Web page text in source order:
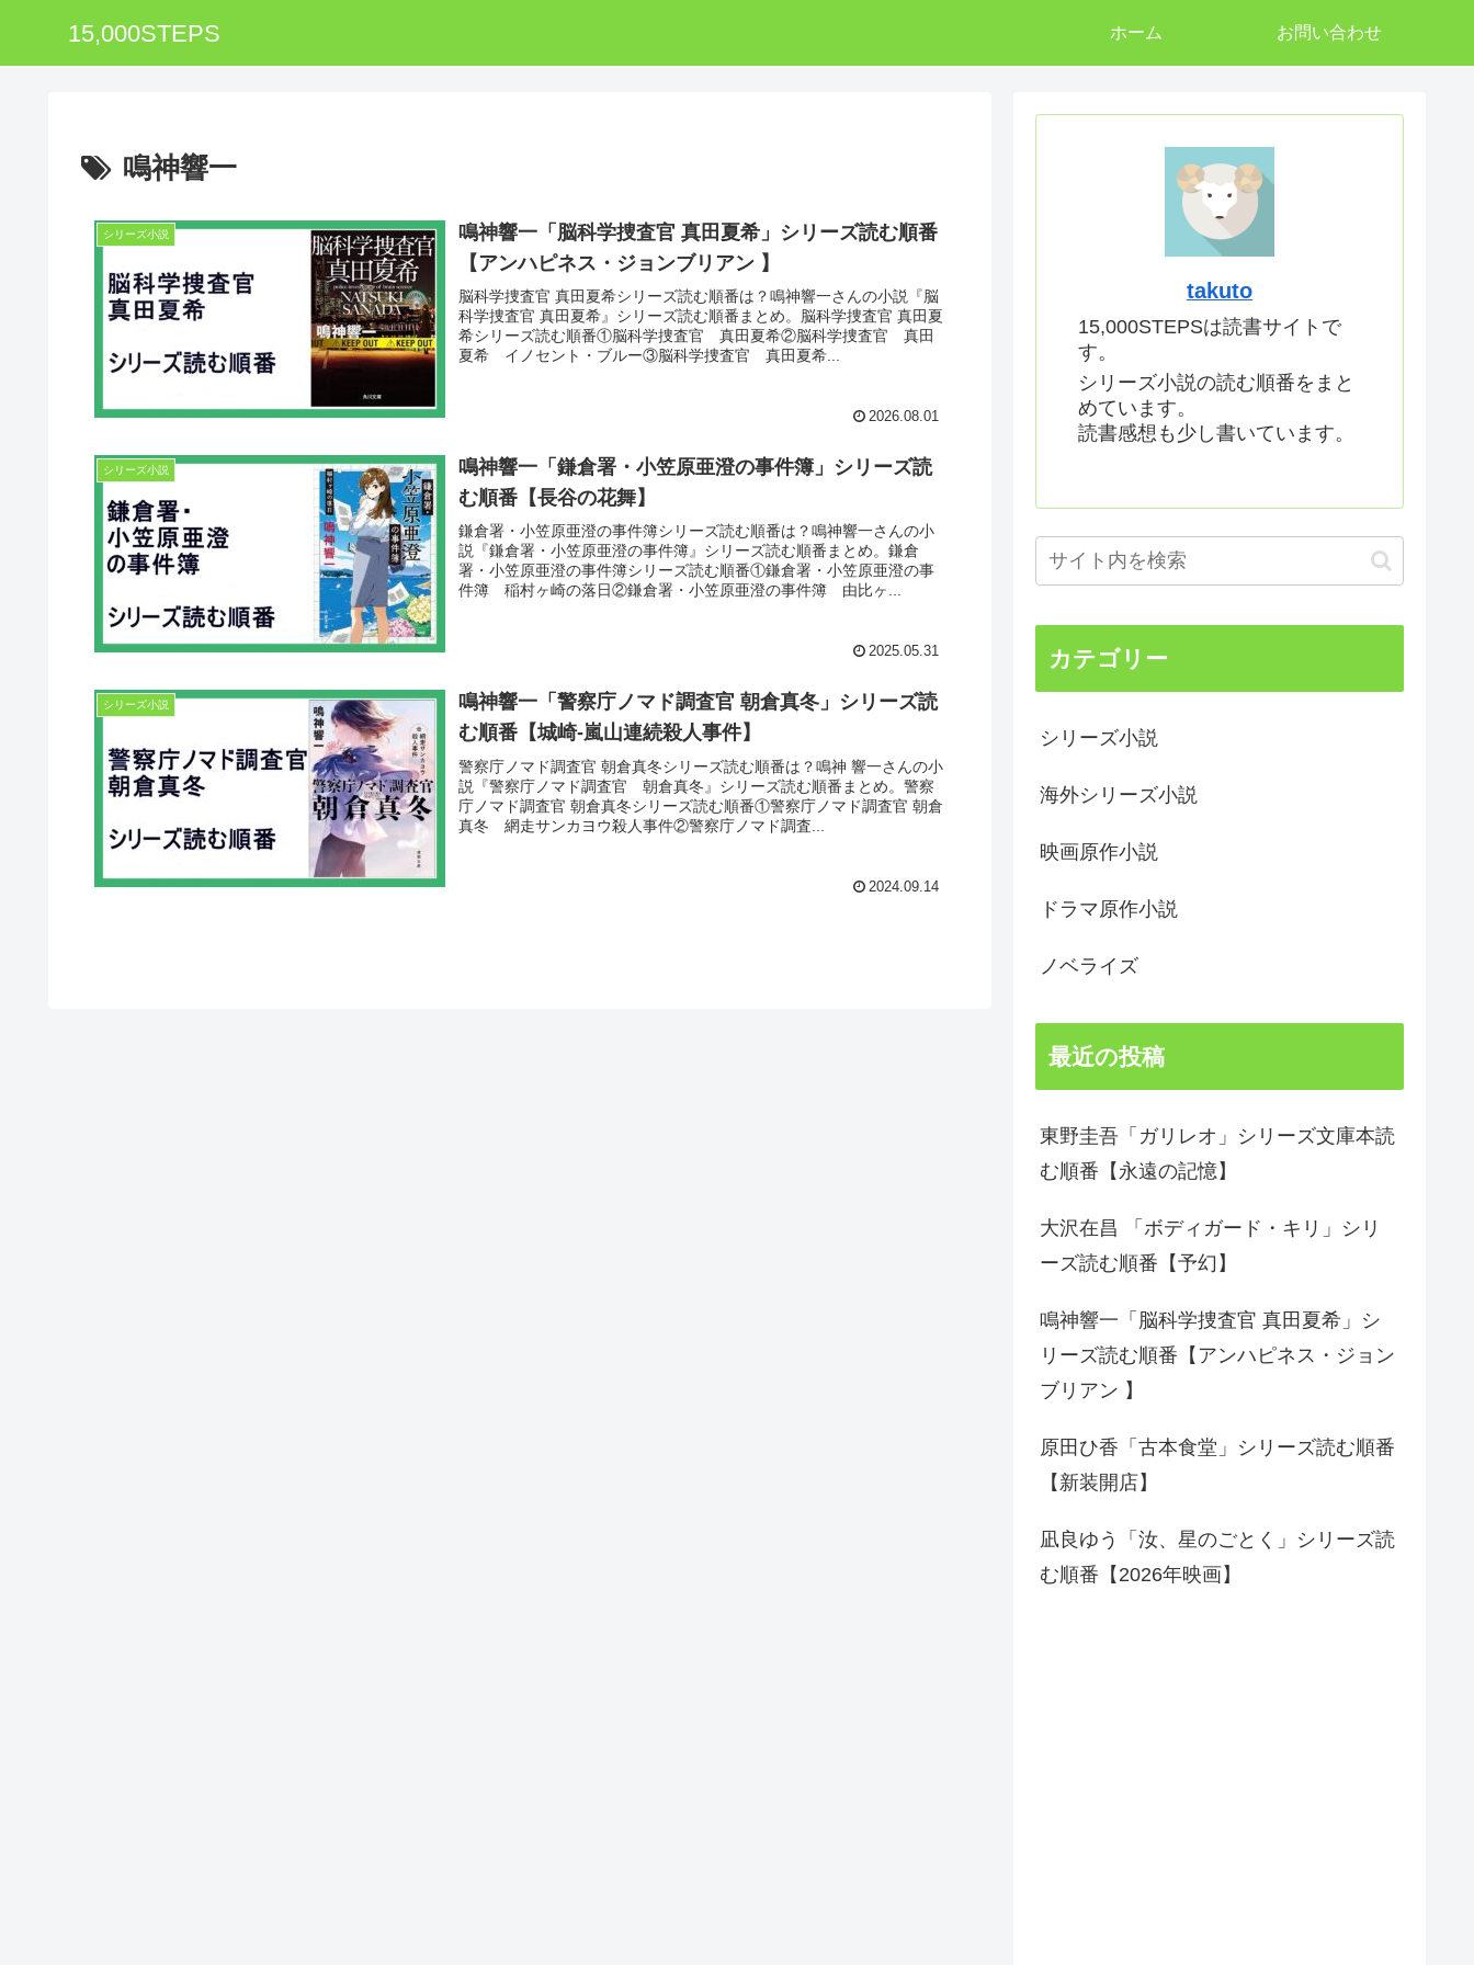
15,000STEPS ホーム お問い合わせ
鳴神響一
シリーズ小説
鳴神響一「脳科学捜査官 真田夏希」シリーズ読む順番
【アンハピネス・ジョンブリアン 】
脳科学捜査官 真田夏希シリーズ読む順番は？鳴神響一さんの小説『脳
科学捜査官 真田夏希』シリーズ読む順番まとめ。脳科学捜査官 真田夏
希シリーズ読む順番①脳科学捜査官 真田夏希②脳科学捜査官 真田
夏希 イノセント・ブルー③脳科学捜査官 真田夏希...
2026.08.01
シリーズ小説
鳴神響一「鎌倉署・小笠原亜澄の事件簿」シリーズ読
む順番【長谷の花舞】
鎌倉署・小笠原亜澄の事件簿シリーズ読む順番は？鳴神響一さんの小
説『鎌倉署・小笠原亜澄の事件簿』シリーズ読む順番まとめ。鎌倉
署・小笠原亜澄の事件簿シリーズ読む順番①鎌倉署・小笠原亜澄の事
件簿 稲村ヶ崎の落日②鎌倉署・小笠原亜澄の事件簿 由比ヶ...
2025.05.31
シリーズ小説
鳴神響一「警察庁ノマド調査官 朝倉真冬」シリーズ読
む順番【城崎-嵐山連続殺人事件】
警察庁ノマド調査官 朝倉真冬シリーズ読む順番は？鳴神 響一さんの小
説『警察庁ノマド調査官 朝倉真冬』シリーズ読む順番まとめ。警察
庁ノマド調査官 朝倉真冬シリーズ読む順番①警察庁ノマド調査官 朝倉
真冬 網走サンカヨウ殺人事件②警察庁ノマド調査...
2024.09.14
takuto
15,000STEPSは読書サイトで
す。
シリーズ小説の読む順番をまと
めています。
読書感想も少し書いています。
カテゴリー
シリーズ小説
海外シリーズ小説
映画原作小説
ドラマ原作小説
ノベライズ
最近の投稿
東野圭吾「ガリレオ」シリーズ文庫本読
む順番【永遠の記憶】
大沢在昌 「ボディガード・キリ」シリ
ーズ読む順番【予幻】
鳴神響一「脳科学捜査官 真田夏希」シ
リーズ読む順番【アンハピネス・ジョン
ブリアン 】
原田ひ香「古本食堂」シリーズ読む順番
【新装開店】
凪良ゆう「汝、星のごとく」シリーズ読
む順番【2026年映画】